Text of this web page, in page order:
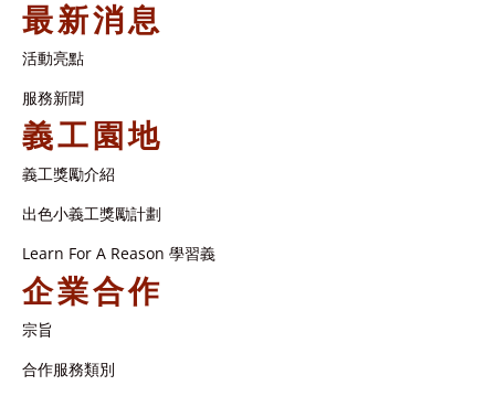
最新消息
活動亮點
服務新聞
義工園地
義工獎勵介紹
出色小義工獎勵計劃
Learn For A Reason 學習義
企業合作
宗旨
合作服務類別